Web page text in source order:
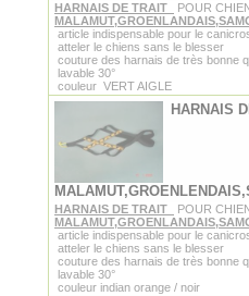
HARNAIS DE TRAIT
POUR
article indispensable pour le
atteler le chiens sans le blesser
couture des harnais de très bonne
lavable 30°
couleur VERT AIGLE
HARNAIS
HARNAIS DE TRAIT
POUR
article indispensable pour le
atteler le chiens sans le blesser
couture des harnais de très bonne
lavable 30°
couleur indian orange / noir